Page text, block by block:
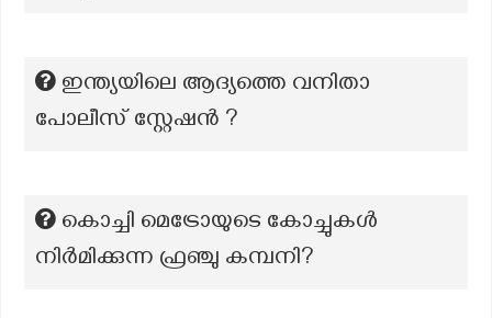
ഇന്ത്യയിലെ ആദ്യത്തെ വനിതാ
പോലീസ് സ്റ്റേഷൻ ?
കൊച്ചി മെട്രോയുടെ കോച്ചുകൾ
നിർമിക്കുന്ന ഫ്രഞ്ചു കമ്പനി?